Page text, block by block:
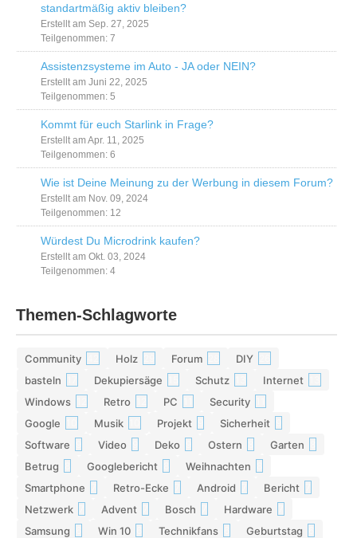
standartmäßig aktiv bleiben?
Erstellt am Sep. 27, 2025
Teilgenommen: 7
Assistenzsysteme im Auto - JA oder NEIN?
Erstellt am Juni 22, 2025
Teilgenommen: 5
Kommt für euch Starlink in Frage?
Erstellt am Apr. 11, 2025
Teilgenommen: 6
Wie ist Deine Meinung zu der Werbung in diesem Forum?
Erstellt am Nov. 09, 2024
Teilgenommen: 12
Würdest Du Microdrink kaufen?
Erstellt am Okt. 03, 2024
Teilgenommen: 4
Themen-Schlagworte
Community Holz Forum DIY
basteln Dekupiersäge Schutz Internet
Windows Retro PC Security
Google Musik Projekt Sicherheit
Software Video Deko Ostern Garten
Betrug Googlebericht Weihnachten
Smartphone Retro-Ecke Android Bericht
Netzwerk Advent Bosch Hardware
Samsung Win 10 Technikfans Geburtstag